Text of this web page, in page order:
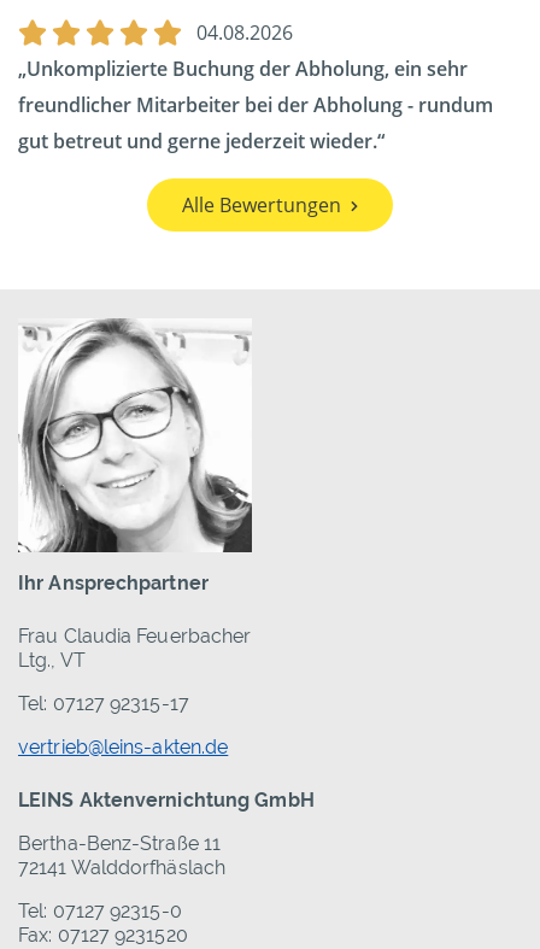
04.08.2026
Unkomplizierte Buchung der Abholung, ein sehr
freundlicher Mitarbeiter bei der Abholung - rundum
gut betreut und gerne jederzeit wieder.
Alle Bewertungen
Ihr Ansprechpartner
Frau Claudia Feuerbacher
Ltg., VT
Tel: 07127 92315-17
vertrieb@leins-akten.de
LEINS Aktenvernichtung GmbH
Bertha-Benz-Straße 11
72141 Walddorfhäslach
Tel: 07127 92315-0
Fax: 07127 9231520